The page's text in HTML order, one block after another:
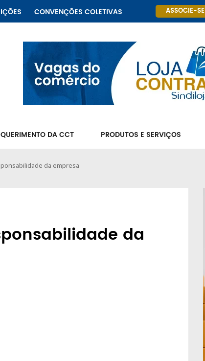
CONVENÇÕES COLETIVAS ASSOCIE-SE
DA CCT PRODUTOS E SERVIÇOS
da empresa
da